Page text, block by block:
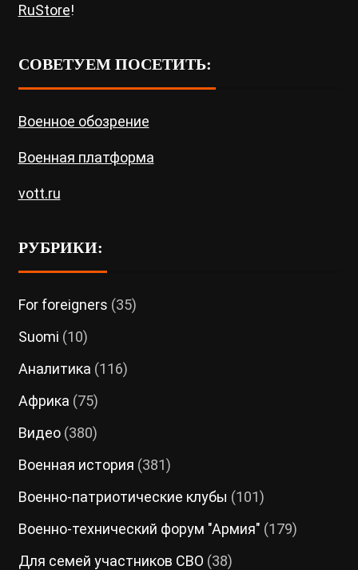
RuStore!
СОВЕТУЕМ ПОСЕТИТЬ:
Военное обозрение
Военная платформа
vott.ru
РУБРИКИ:
For foreigners (35)
Suomi (10)
Аналитика (116)
Африка (75)
Видео(380)
Военная история (381)
Военно-патриотические клубы (101)
Военно-технический форум "Армия" (179)
Для семей участников СВО (38)